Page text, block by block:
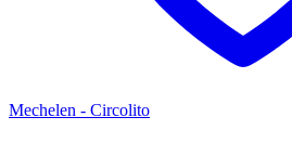
Mechelen - Circolito